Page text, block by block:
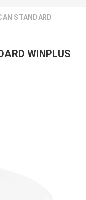
STANDARD
WINPLUS